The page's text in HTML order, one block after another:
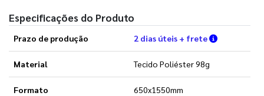
Especificações do Produto
Prazo de produção 2 dias úteis + frete Verifique
Material Tecido Poliéster 98g
Formato 650x1550mm